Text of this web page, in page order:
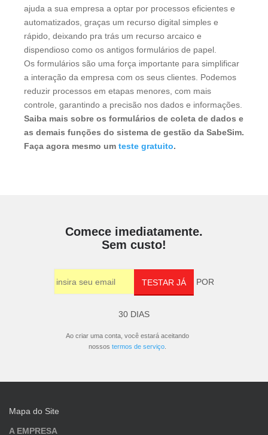
ajuda a sua empresa a optar por processos eficientes e
automatizados, graças um recurso digital simples e
rápido, deixando pra trás um recurso arcaico e
dispendioso como os antigos formulários de papel.
Os formulários são uma força importante para simplificar
a interação da empresa com os seus clientes. Podemos
reduzir processos em etapas menores, com mais
controle, garantindo a precisão nos dados e informações.
Saiba mais sobre os formulários de coleta de dados e
as demais funções do sistema de gestão da SabeSim.
Faça agora mesmo um teste gratuito.
Comece imediatamente.
Sem custo!
TESTAR JÁ POR
30 DIAS
Ao criar uma conta, você estará aceitando
nossos termos de serviço.
Mapa do Site
A EMPRESA